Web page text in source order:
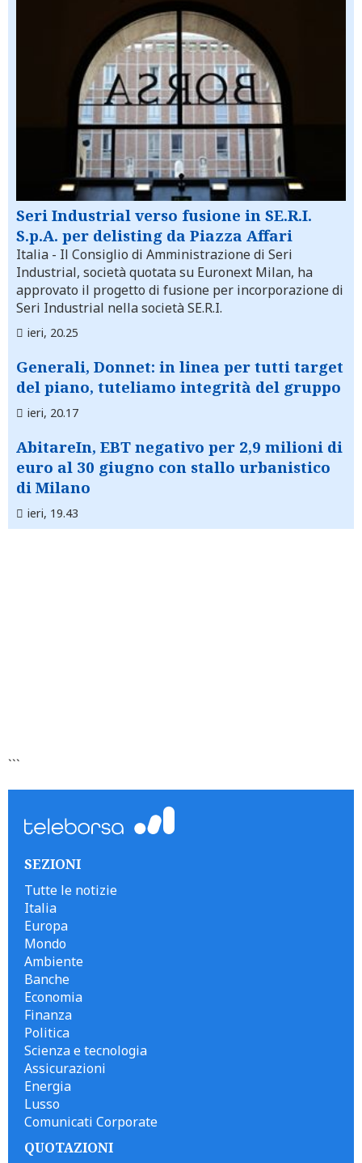
Seri Industrial verso fusione in SE.R.I.
S.p.A. per delisting da Piazza Affari
Italia - Il Consiglio di Amministrazione di Seri
Industrial, società quotata su Euronext Milan, ha
approvato il progetto di fusione per incorporazione di
Seri Industrial nella società SE.R.I.
ieri, 20.25
Generali, Donnet: in linea per tutti target
del piano, tuteliamo integrità del gruppo
ieri, 20.17
AbitareIn, EBT negativo per 2,9 milioni di
euro al 30 giugno con stallo urbanistico
di Milano
ieri, 19.43
```
SEZIONI
Tutte le notizie
Italia
Europa
Mondo
Ambiente
Banche
Economia
Finanza
Politica
Scienza e tecnologia
Assicurazioni
Energia
Lusso
Comunicati Corporate
QUOTAZIONI